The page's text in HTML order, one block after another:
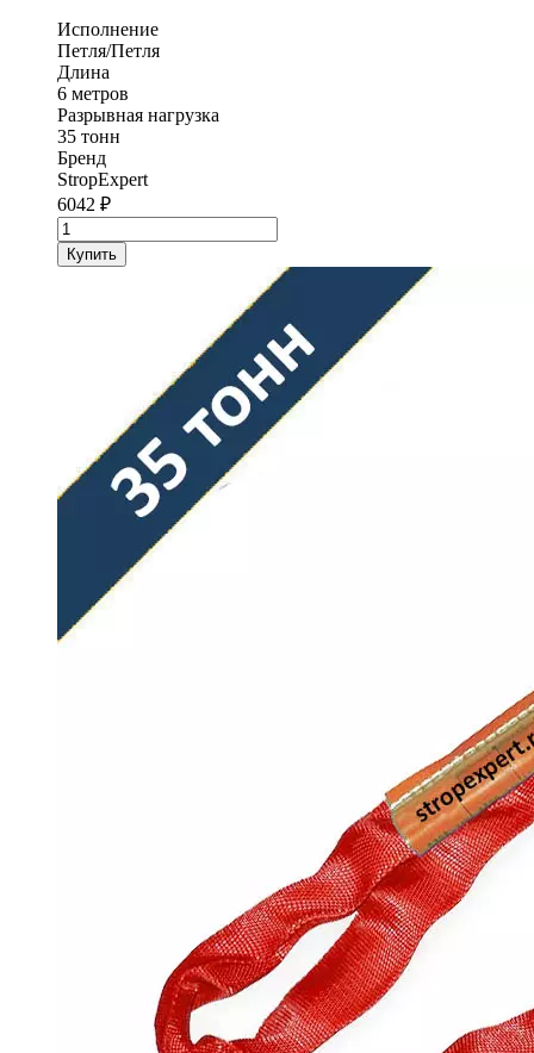
Исполнение
Петля/Петля
Длина
6 метров
Разрывная нагрузка
35 тонн
Бренд
StropExpert
6042 ₽
Количество
товара
Трос
Купить